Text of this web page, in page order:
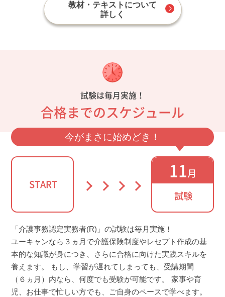
教材・テキストについて
詳しく
試験は毎月実施！
合格までのスケジュール
今がまさに始めどき！
START
11月
試験
「介護事務認定実務者(R)」の試験は毎月実施！
ユーキャンなら３ヵ月で介護保険制度やレセプト作成の基
本的な知識が身につき、さらに合格に向けた実践スキルを
養えます。 もし、学習が遅れてしまっても、受講期間
（６ヵ月）内なら、何度でも受験が可能です。 家事や育
児、お仕事で忙しい方でも、ご自身のペースで学べます。